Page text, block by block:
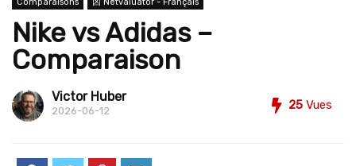
Nike vs Adidas –
Comparaison
Victor Huber
2026-06-12 25 Vues